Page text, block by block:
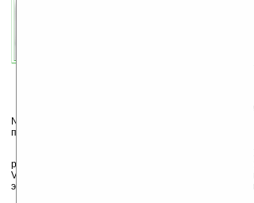
остепенно раскрываются все новые
NanoBook, представленном
причастности к этой разработке.
Главная «фича» NanoBook (он же
размера, помещаемые рядом с дисплеем. Эти
VoIP-телефона, ТВ-тюнера стандарта DVB-T и даже
это не дополнительные модули, а второй